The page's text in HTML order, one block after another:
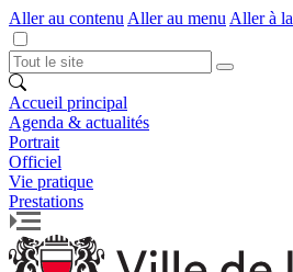
Aller au contenu Aller au menu Aller à
Accueil principal
Agenda & actualités
Portrait
Officiel
Vie pratique
Prestations